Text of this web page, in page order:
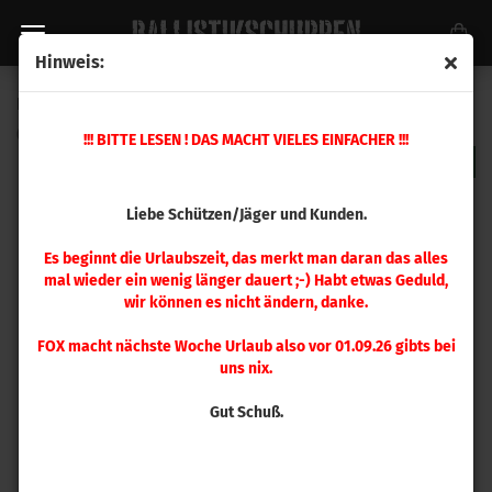
Hinweis:
!!! BITTE LESEN ! DAS MACHT VIELES EINFACHER !!!
Liebe Schützen/Jäger und Kunden.
Es beginnt die Urlaubszeit, das merkt man daran das alles
mal wieder ein wenig länger dauert ;-) Habt etwas Geduld,
wir können es nicht ändern, danke.
FOX macht nächste Woche Urlaub also vor 01.09.26 gibts bei
uns nix.
Gut Schuß.
16001)